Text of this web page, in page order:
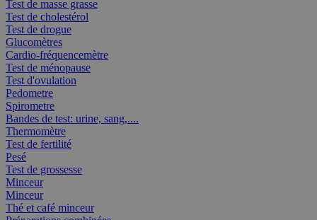
Test de masse grasse
Test de cholestérol
Test de drogue
Glucomètres
Cardio-fréquencemètre
Test de ménopause
Test d'ovulation
Pedometre
Spirometre
Bandes de test: urine, sang,....
Thermomètre
Test de fertilité
Pesé
Test de grossesse
Minceur
Minceur
Thé et café minceur